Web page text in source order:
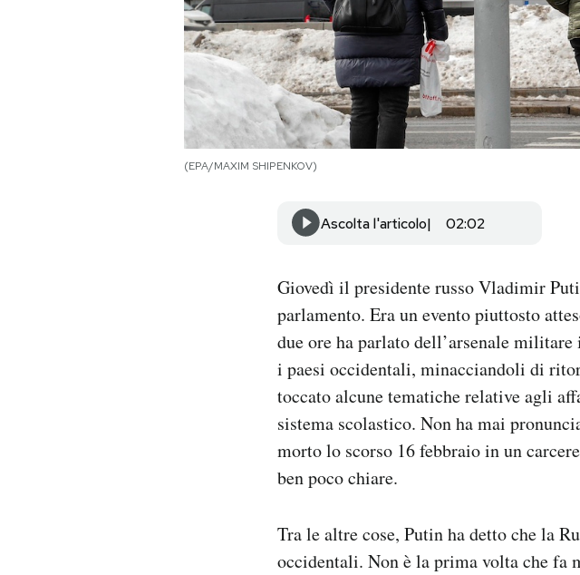
(EPA/MAXIM SHIPENKOV)
Ascolta l'articolo 02:02
Giovedì il presidente russo Vladimir
parlamento. Era un evento piuttosto
due ore ha parlato dell’arsenale
i paesi occidentali, minacciandoli di
toccato alcune tematiche relative agli
sistema scolastico. Non ha mai
morto lo scorso 16 febbraio in un
ben poco chiare.
Tra le altre cose, Putin ha detto che la
occidentali. Non è la prima volta che fa